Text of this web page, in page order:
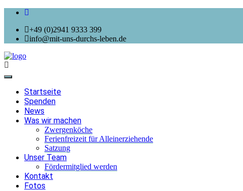
+49 (0)2941 9333 399
info@mit-uns-durchs-leben.de
Toggle
navigationStartseite
Spenden
News
Was wir machen
Zwergenköche
Ferienfreizeit für Alleinerziehende
Satzung
Unser Team
Fördermitglied werden
Kontakt
Fotos